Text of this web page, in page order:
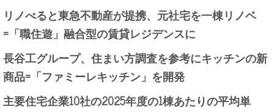
リノべると東急不動産が提携、元社宅を一棟リノベ
=「職住遊」融合型の賃貸レジデンスに
長谷工グループ、住まい方調査を参考にキッチンの新
商品=「ファミーレキッチン」を開発
主要住宅企業10社の2025年度の1棟あたりの平均単